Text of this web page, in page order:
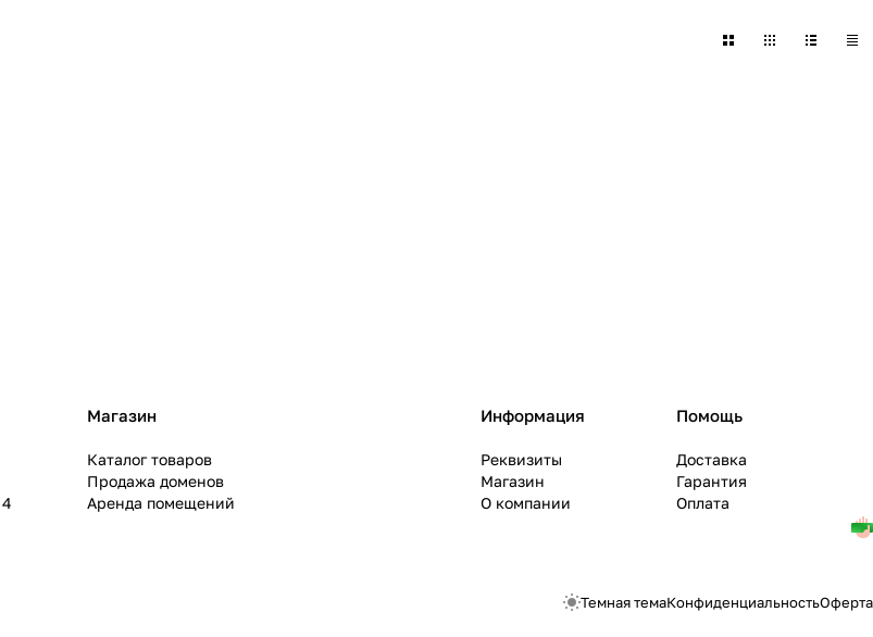
Магазин
Каталог товаров
Продажа доменов
Аренда помещений
Информация
Реквизиты
Магазин
О компании
Помощь
Доставка
Гарантия
Оплата
Темная темаКонфиденциальностьОферта